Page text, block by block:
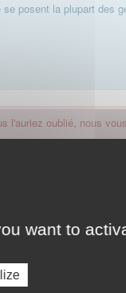
want to
posent la plupart des
l'auriez oublié, nous